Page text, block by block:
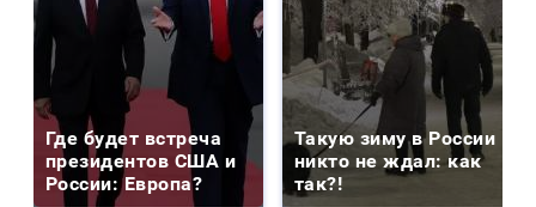
Где будет встреча
президентов США и
России: Европа?
Такую зиму в России
никто не ждал: как
так?!